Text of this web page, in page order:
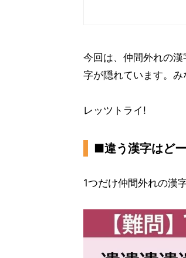
今回は、仲間外れの漢
字が隠れています。
レッツトライ!
■違う漢字はど
1つだけ仲間外れの漢